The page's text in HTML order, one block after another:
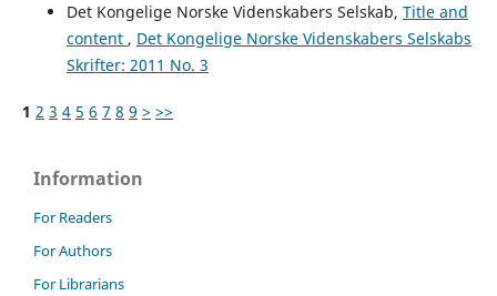
Det Kongelige Norske Videnskabers Selskab, Title and
content , Det Kongelige Norske Videnskabers Selskabs
Skrifter: 2011 No. 3
1 2 3 4 5 6 7 8 9 > >>
Information
For Readers
For Authors
For Librarians